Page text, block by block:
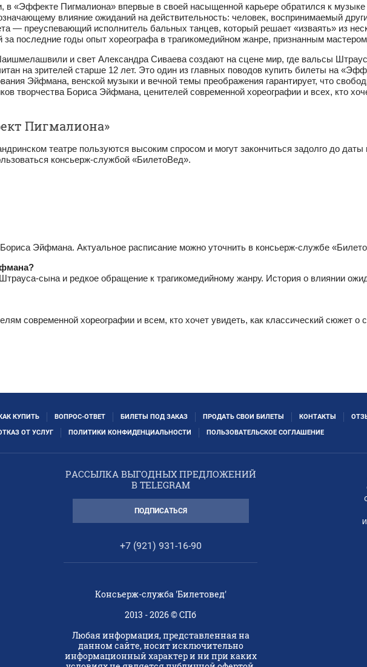
«Эффекте Пигмалиона» впервые в своей насыщенной карьере обратился к
влияние ожиданий на действительность: человек, воспринимаемый
— преуспевающий исполнитель бальных танцев, который решает «изваять» из
за последние годы опыт хореографа в трагикомедийном жанре, признанным мастером
и свет Александра Сиваева создают на сцене мир, где вальсы
на зрителей старше 12 лет. Это один из главных поводов купить билеты на
Эйфмана, венской музыки и вечной темы преображения гарантирует, что
творчества Бориса Эйфмана, ценителей современной хореографии и всех, кто
Пигмалиона»
театре пользуются высоким спросом и могут закончиться задолго до
консьерж‑службой «БилетоВед».
Эйфмана. Актуальное расписание можно уточнить в консьерж‑службе
сына и редкое обращение к трагикомедийному жанру. История о влиянии
современной хореографии и всем, кто хочет увидеть, как классический сюжет о
КАК КУПИТЬ ВОПРОС-ОТВЕТ БИЛЕТЫ ПОД ЗАКАЗ ПРОДАТЬ СВОИ БИЛЕТЫ КОНТАКТЫ
ОТ УСЛУГ
ПОЛИТИКИ КОНФИДЕНЦИАЛЬНОСТИ ПОЛЬЗОВАТЕЛЬСКОЕ СОГЛАШЕНИЕ
РАССЫЛКА ВЫГОДНЫХ ПРЕДЛОЖЕНИЙ
В TELEGRAM
ПОДПИСАТЬСЯ
+7 (921) 931-16-90
Консьерж-служба 'Билетовед'
2013 - 2026 © СПб
Любая информация, представленная на
данном сайте, носит исключительно
информационный характер и ни при каких